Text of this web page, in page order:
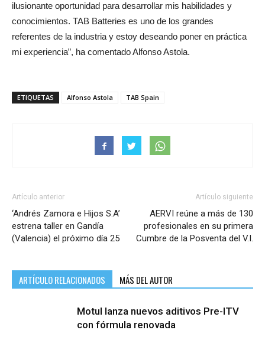
ilusionante oportunidad para desarrollar mis habilidades y
conocimientos. TAB Batteries es uno de los grandes
referentes de la industria y estoy deseando poner en práctica
mi experiencia”, ha comentado Alfonso Astola.
ETIQUETAS Alfonso Astola TAB Spain
Artículo anterior
‘Andrés Zamora e Hijos S.A’
estrena taller en Gandía
(Valencia) el próximo día 25
Artículo siguiente
AERVI reúne a más de 130
profesionales en su primera
Cumbre de la Posventa del V.I.
ARTÍCULO RELACIONADOS MÁS DEL AUTOR
Motul lanza nuevos aditivos Pre-ITV
con fórmula renovada